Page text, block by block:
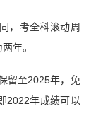
，考全科滚动周
年。
留至2025年，免
2022年成绩可以